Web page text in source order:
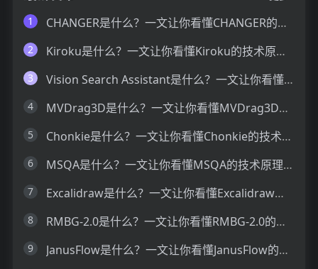
1
CHANGER是什么？一文让你看懂CHANGER的技术原理、主要功能、应用场景
2 Kiroku是什么？一文让你看懂Kiroku的技术原理、主要功能、应用场景
3 Vision Search Assistant是什么？一文让你看懂Vision Search Assistant的技术原理、主要功能、应用场景
4 MVDrag3D是什么？一文让你看懂MVDrag3D的技术原理、主要功能、应用场景
5 Chonkie是什么？一文让你看懂Chonkie的技术原理、主要功能、应用场景
6 MSQA是什么？一文让你看懂MSQA的技术原理、主要功能、应用场景
7 Excalidraw是什么？一文让你看懂Excalidraw的技术原理、主要功能、应用场景
8 RMBG-2.0是什么？一文让你看懂RMBG-2.0的技术原理、主要功能、应用场景
9 JanusFlow是什么？一文让你看懂JanusFlow的技术原理、主要功能、应用场景